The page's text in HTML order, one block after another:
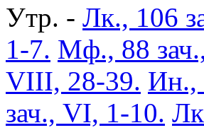
Утр. - Лк., 106
1-7. Мф., 88
VIII, 28-39. Ин.,
зач., VI, 1-10.